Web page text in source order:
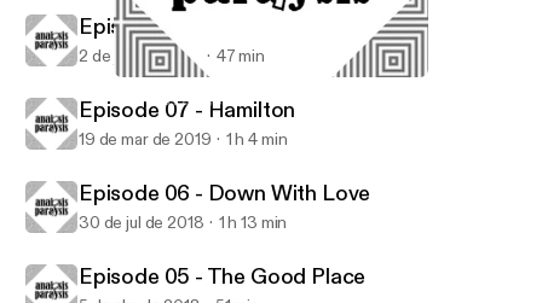
Analysis Paralysis
Episode 08 - Knives Out
2 de jun de 2020 47 min
Episode 07 - Hamilton
19 de mar de 2019 1 h 4 min
Episode 06 - Down With Love
30 de jul de 2018 1 h 13 min
Episode 05 - The Good Place